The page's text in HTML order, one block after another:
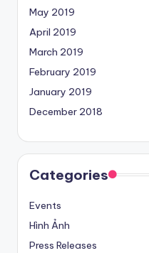
May 2019
April 2019
March 2019
February 2019
January 2019
December 2018
Categories
Events
Hình Ảnh
Press Releases